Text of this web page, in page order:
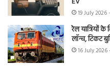
19 July 2026
रेल यात्रियों
लॉन्च, टिकट
16 July 2026